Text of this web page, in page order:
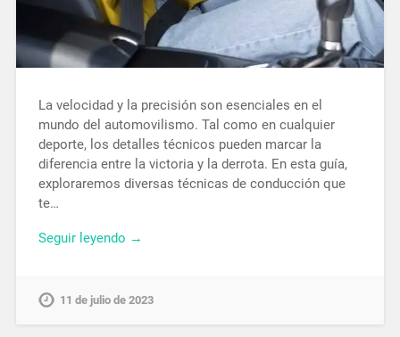
La velocidad y la precisión son esenciales en el
mundo del automovilismo. Tal como en cualquier
deporte, los detalles técnicos pueden marcar la
diferencia entre la victoria y la derrota. En esta guía,
exploraremos diversas técnicas de conducción que
te…
Seguir leyendo →
11 de julio de 2023